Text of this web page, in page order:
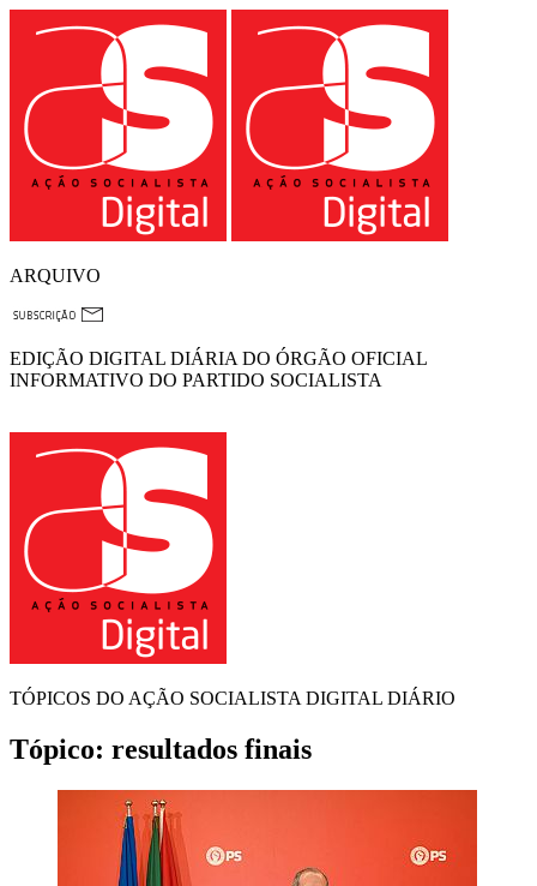
ARQUIVO
EDIÇÃO DIGITAL DIÁRIA DO ÓRGÃO OFICIAL
INFORMATIVO DO PARTIDO SOCIALISTA
TÓPICOS DO AÇÃO SOCIALISTA DIGITAL DIÁRIO
Tópico: resultados finais